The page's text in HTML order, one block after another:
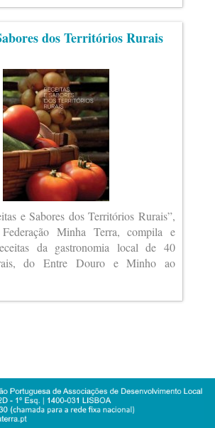
dos Territórios Rurais
e Sabores dos Territórios Rurais”,
Minha Terra, compila e
da gastronomia local de 40
do Entre Douro e Minho ao